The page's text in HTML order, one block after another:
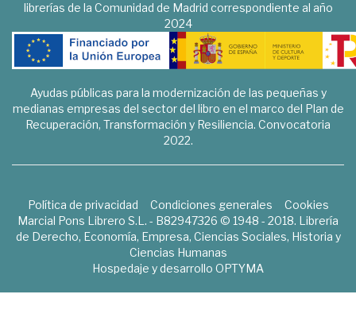
librerías de la Comunidad de Madrid correspondiente al año
2024
Ayudas públicas para la modernización de las pequeñas y
medianas empresas del sector del libro en el marco del Plan de
Recuperación, Transformación y Resiliencia. Convocatoria
2022.
Política de privacidad Condiciones generales
Cookies
Marcial Pons Librero S.L. - B82947326 © 1948 - 2018. Librería
de Derecho, Economía, Empresa, Ciencias Sociales, Historia y
Ciencias Humanas
Hospedaje y desarrollo OPTYMA